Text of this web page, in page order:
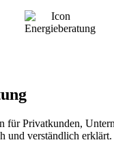
für Privatkunden,
und verständlich erklärt.